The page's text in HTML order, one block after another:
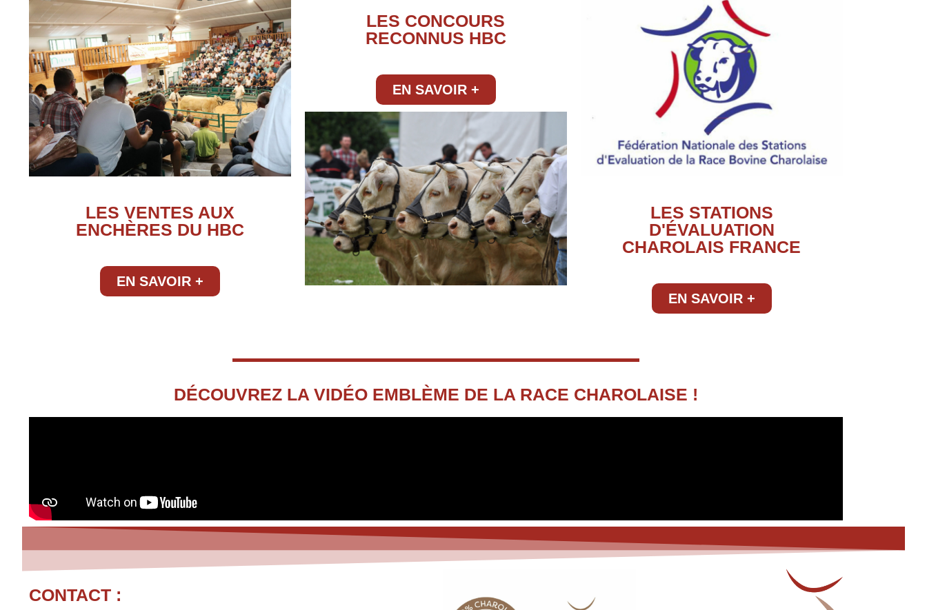
LES VENTES AUX
ENCHÈRES DU HBC
EN SAVOIR +
LES CONCOURS
RECONNUS HBC
EN SAVOIR +
LES STATIONS
D'ÉVALUATION
CHAROLAIS FRANCE
EN SAVOIR +
DÉCOUVREZ LA VIDÉO EMBLÈME DE LA RACE CHAROLAISE !
CONTACT :